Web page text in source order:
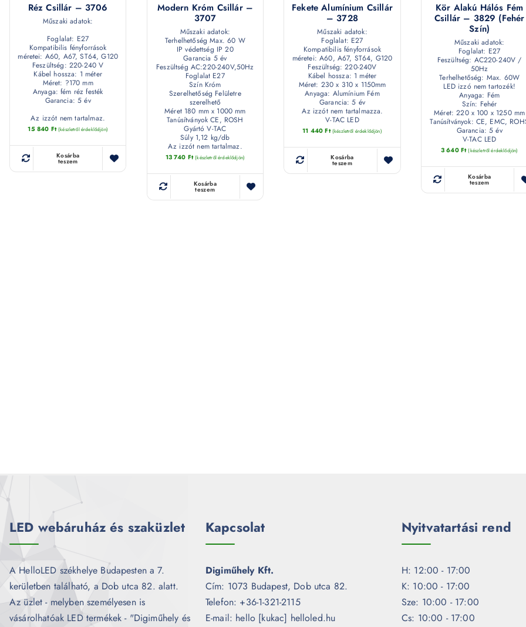
Réz Csillár – 3706
Műszaki adatok:
Foglalat: E27
Kompatibilis fényforrások
méretei: A60, A67, ST64, G120
Feszültség: 220-240 V
Kábel hossza: 1 méter
Méret: ?170 mm
Anyaga: fém réz festék
Garancia: 5 év
Az izzót nem tartalmaz.
15 840 Ft (készletről érdeklődjön)
Kosárba
teszem
Modern Króm Csillár –
3707
Műszaki adatok:
Terhelhetőség Max. 60 W
IP védettség IP 20
Garancia 5 év
Feszültség AC:220-240V,50Hz
Foglalat E27
Szín Króm
Szerelhetőség Felületre
szerelhető
Méret 180 mm x 1000 mm
Tanúsítványok CE, ROSH
Gyártó V-TAC
Súly 1,12 kg/db
Az izzót nem tartalmaz.
13 740 Ft (készletről érdeklődjön)
Kosárba
teszem
Fekete Alumínium Csillár
– 3728
Műszaki adatok:
Foglalat: E27
Kompatibilis fényforrások
méretei: A60, A67, ST64, G120
Feszültség: 220-240V
Kábel hossza: 1 méter
Méret: 230 x 310 x 1150mm
Anyaga: Alumínium Fém
Garancia: 5 év
Az izzót nem tartalmazza.
V-TAC LED
11 440Ft (készletről érdeklődjön)
Kosárba
teszem
Kör Alakú Hálós Fém
Csillár – 3829 (fehér
Szín)
Műszaki adatok:
Foglalat: E27
Feszültség: AC220-240V /
50Hz
Terhelhetőség: Max. 60W
LED izzó nem tartozék!
Anyaga: Fém
Szín: Fehér
Méret: 220 x 100 x 1250 mm
Tanúsítványok: CE, EMC,
Garancia: 5 év
V-TAC LED
3 640 Ft (készletről érdeklődjön)
Kosárba
teszem
LED webáruház és szaküzlet
A HelloLED székhelye Budapesten a 7.
kerületben található, a Dob utca 82. alatt.
Az üzlet - melyben személyesen is
vásárolhatóak LED termékek - "Digiműhely és
Kapcsolat
Digiműhely Kft.
Cím: 1073 Budapest, Dob utca 82.
Telefon: +36-1-321-2115
E-mail: hello [kukac] helloled.hu
Nyitvatartási rend
H: 12:00 - 17:00
K: 10:00 - 17:00
Sze: 10:00 - 17:00
Cs: 10:00 - 17:00